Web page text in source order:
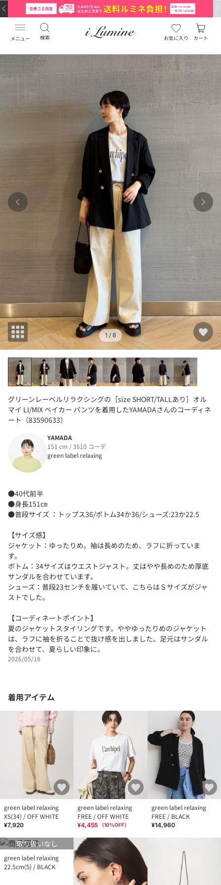
メニュー 検索 お気に入り カート
1 / 8
グリーンレーベルリラクシングの［size SHORT/TALLあり］オル
マイ LI/MIX ベイカー パンツを着用したYAMADAさんのコーディネ
ート（83590633）
YAMADA
151 cm / 3610 コーデ
green label relaxing
●40代前半
●身長151㎝
●普段サイズ ：トップス36/ボトム34か36/シューズ:23か22.5
【サイズ感】
ジャケット：ゆったりめ。袖は長めのため、ラフに折っていま
す。
ボトム：34サイズはウエストジャスト。丈はやや長めのため厚底
サンダルを合わせています。
シューズ：普段23センチを履いていて、こちらはＳサイズがジャ
ストでした。
【コーディネートポイント】
夏のジャケットスタイリングです。ややゆったりめのジャケット
は、ラフに袖を折ることで抜け感を出しました。足元はサンダル
を合わせて、夏らしい印象に。
2026/05/18
着用アイテム
green label relaxing
XS(34) / OFF WHITE
¥7,920
green label relaxing
FREE / OFF WHITE
¥4,455 （10%OFF）
green label relaxing
FREE / BLACK
¥14,960
取り扱いなし
green label relaxing
22.5cm(S) / BLACK